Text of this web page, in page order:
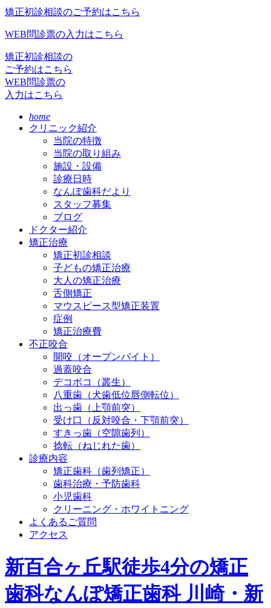
矯正初診相談のご予約はこちら
WEB問診票の入力はこちら
矯正初診相談の
ご予約はこちら
WEB問診票の
入力はこちら
home
クリニック紹介
当院の特徴
当院の取り組み
施設・設備
診療日時
なんぽ歯科だより
スタッフ募集
ブログ
ドクター紹介
矯正治療
矯正初診相談
子どもの矯正治療
大人の矯正治療
舌側矯正
マウスピース型矯正装置
症例
矯正治療費
不正咬合
開咬（オープンバイト）
過蓋咬合
デコボコ（叢生）
八重歯（犬歯低位唇側転位）
出っ歯（上顎前突）
受け口（反対咬合・下顎前突）
すきっ歯（空隙歯列）
捻転（ねじれた歯）
診療内容
矯正歯科（歯列矯正）
歯科治療・予防歯科
小児歯科
クリーニング・ホワイトニング
よくあるご質問
アクセス
新百合ヶ丘駅徒歩4分の矯正
歯科なんぽ矯正歯科 川崎・新